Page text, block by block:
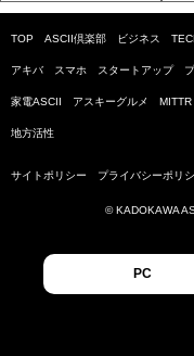
TOP ASCII倶楽部 ビジネス
アキバ スマホ スタートアップ
家電ASCII アスキーグルメ MITTR
地方活性
サイトポリシー プライバシーポリ
© KADOKAWA
PC